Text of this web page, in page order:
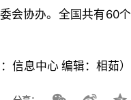
会协办。全国共有60个
：信息中心 编辑：相茹）